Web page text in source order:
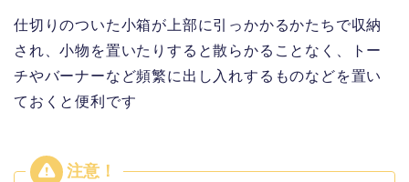
仕切りのついた小箱が上部に引っかかるかたちで収納
され、小物を置いたりすると散らかることなく、トー
チやバーナーなど頻繁に出し入れするものなどを置い
ておくと便利です